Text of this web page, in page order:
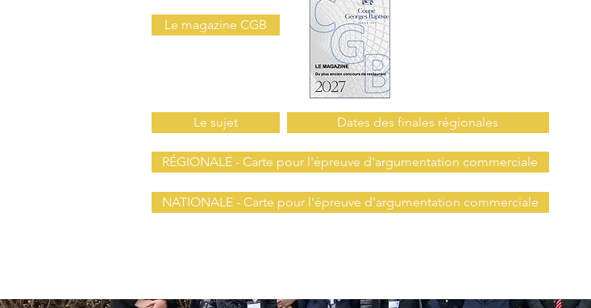
Le magazine CGB
Le sujet Dates des finales régionales
RÉGIONALE - Carte pour l'épreuve d'argumentation commerciale
NATIONALE - Carte pour l'épreuve d'argumentation commerciale